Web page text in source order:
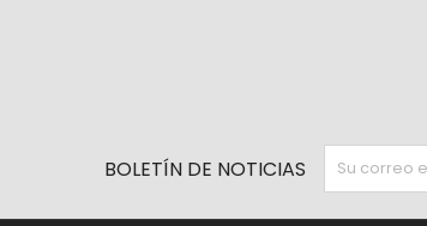
BOLETÍN DE NOTICIAS